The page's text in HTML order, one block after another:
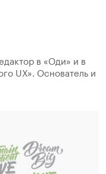
в «Оди» и в
UX». Основатель и